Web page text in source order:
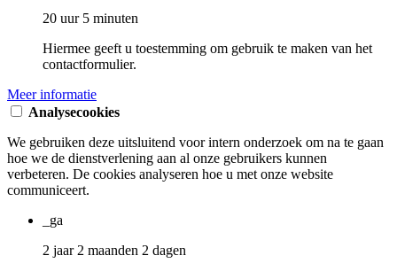
20 uur 5 minuten
Hiermee geeft u toestemming om gebruik te maken van het
contactformulier.
Meer informatie
Analysecookies
We gebruiken deze uitsluitend voor intern onderzoek om na te gaan
hoe we de dienstverlening aan al onze gebruikers kunnen
verbeteren. De cookies analyseren hoe u met onze website
communiceert.
_ga
2 jaar 2 maanden 2 dagen